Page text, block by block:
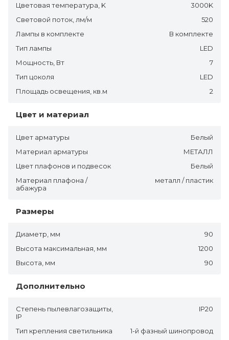
Цветовая температура, K
3000K
Световой поток, лм/м
520
Лампы в комплекте
В комплекте
Тип лампы
LED
Мощность, Вт
7
Тип цоколя
LED
Площадь освещения, кв.м
2
Цвет и материал
Цвет арматуры
Белый
Материал арматуры
МЕТАЛЛ
Цвет плафонов и подвесок
Белый
Материал плафона /
абажура
металл / пластик
Размеры
Диаметр, мм
90
Высота максимальная, мм
1200
Высота, мм
90
Дополнительно
Степень пылевлагозащиты,
IP
IP20
Тип крепления светильника
1-й фазный шинопровод